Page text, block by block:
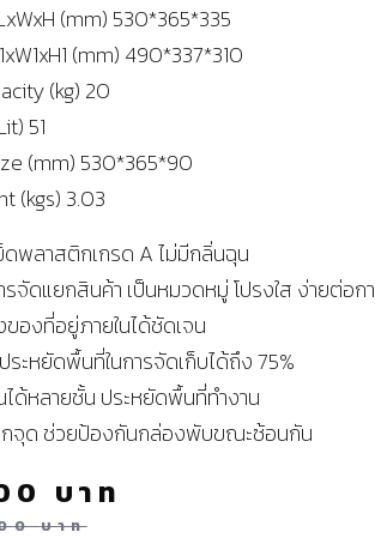
(mm) 530*365*335
(mm) 490*337*310
(kg) 20
51
(mm) 530*365*90
(kgs) 3.03
ดพลาสติกเกรด A ไม่มีกลิ่นฉุน
รจัดแยกสินค้า เป็นหมวดหมู่ โปรงใส ง่ายต่อก
องที่อยู่ภายในได้ชัดเจน
ระหยัดพื้นที่ในการจัดเก็บได้ถึง 75%
ด้หลายชั้น ประหยัดพื้นที่ทำงาน
จุด ช่วยป้องกันกล่องพับขณะซ้อนกัน
บาท
บาท